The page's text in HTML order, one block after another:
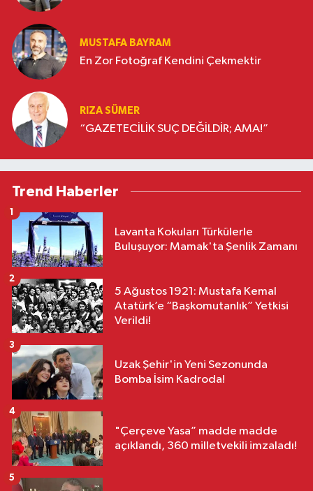
MUSTAFA BAYRAM
En Zor Fotoğraf Kendini Çekmektir
RIZA SÜMER
“GAZETECİLİK SUÇ DEĞİLDİR; AMA!”
Trend Haberler
Lavanta Kokuları Türkülerle
Buluşuyor: Mamak'ta Şenlik Zamanı
1
5 Ağustos 1921: Mustafa Kemal
Atatürk’e “Başkomutanlık” Yetkisi
Verildi!
2
Uzak Şehir'in Yeni Sezonunda
Bomba İsim Kadroda!
3
"Çerçeve Yasa” madde madde
açıklandı, 360 milletvekili imzaladı!
4
5